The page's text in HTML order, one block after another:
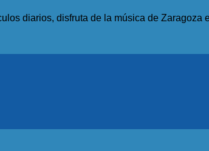
diarios, disfruta de la música de Zaragoza